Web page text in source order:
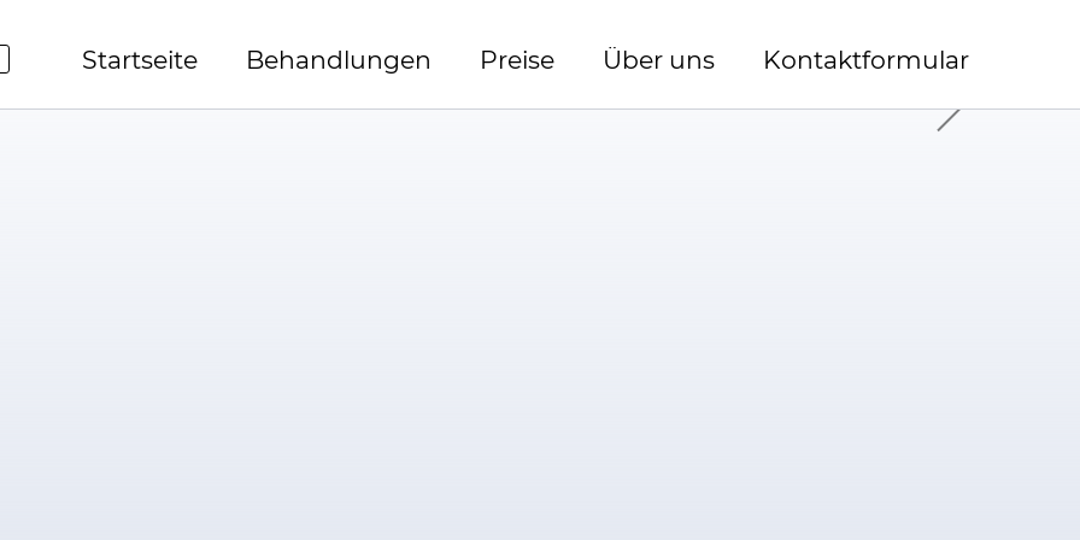
Startseite Behandlungen Preise Über uns Kontaktformular